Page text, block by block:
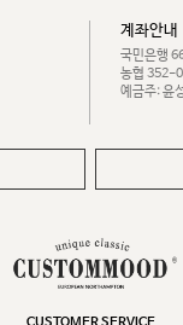
계좌안내
국민은행
농협 352-
예금주: 윤